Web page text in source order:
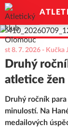
st 8. 7. 2026 - Kučka
Druhý
atletice
Druhý ročník
minulostí. Na
medailových